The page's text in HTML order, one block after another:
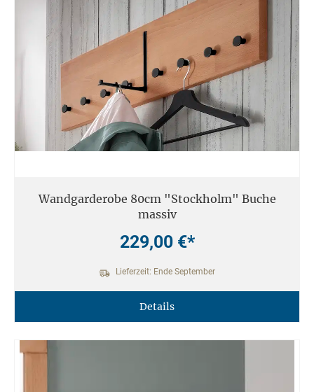
Wandgarderobe 80cm "Stockholm" Buche
massiv
229,00 €*
Lieferzeit: Ende September
Details